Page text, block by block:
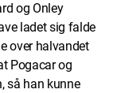
og Onley
ladet sig falde
over halvandet
Pogacar og
så han kunne